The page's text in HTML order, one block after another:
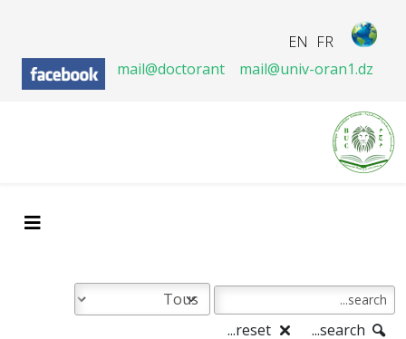
FR
EN
mail@doctorant
mail@univ-oran1.dz